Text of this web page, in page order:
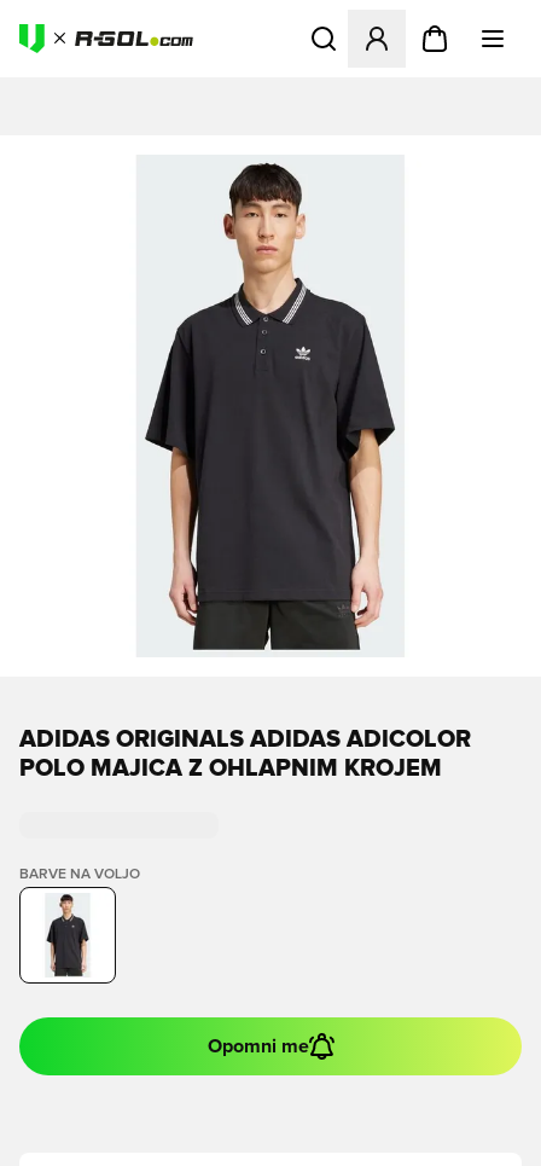
Odpre Modal za prijavo ali
ADIDAS ORIGINALS ADIDAS ADICOLOR
POLO MAJICA Z OHLAPNIM KROJEM
BARVE NA VOLJO
Opomni me